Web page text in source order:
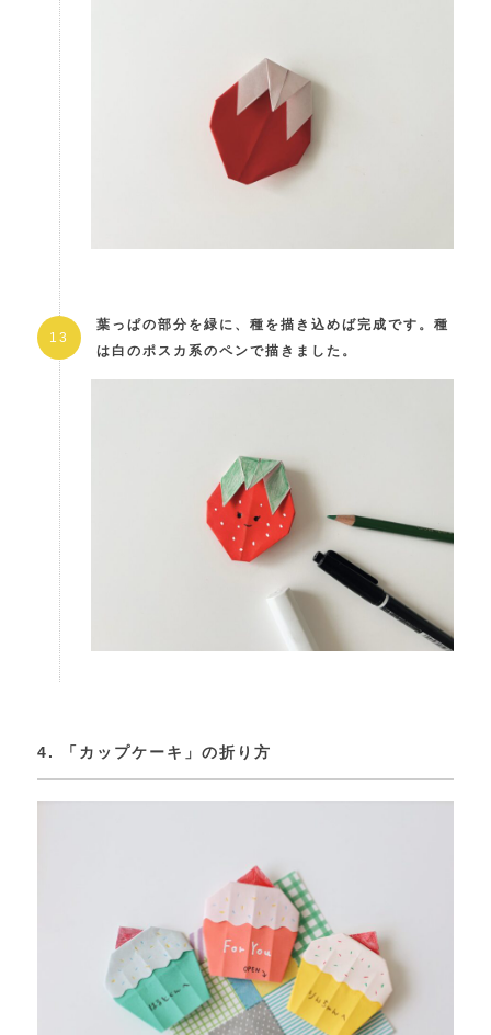
葉っぱの部分を緑に、種を描き込めば完成です。種
は白のポスカ系のペンで描きました。
4. 「カップケーキ」の折り方